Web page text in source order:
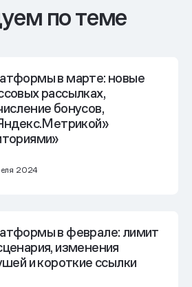
по теме
в марте: новые
рассылках,
бонусов,
2024
в феврале: лимит
изменения
и короткие ссылки